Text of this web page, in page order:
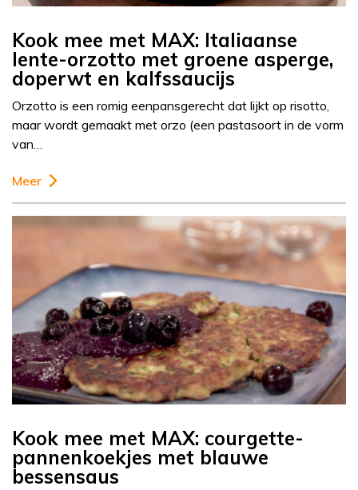
Kook mee met MAX: Italiaanse
lente-orzotto met groene asperge,
doperwt en kalfssaucijs
Orzotto is een romig eenpansgerecht dat lijkt op risotto,
maar wordt gemaakt met orzo (een pastasoort in de vorm
van…
Meer
Kook mee met MAX: courgette-
pannenkoekjes met blauwe
bessensaus